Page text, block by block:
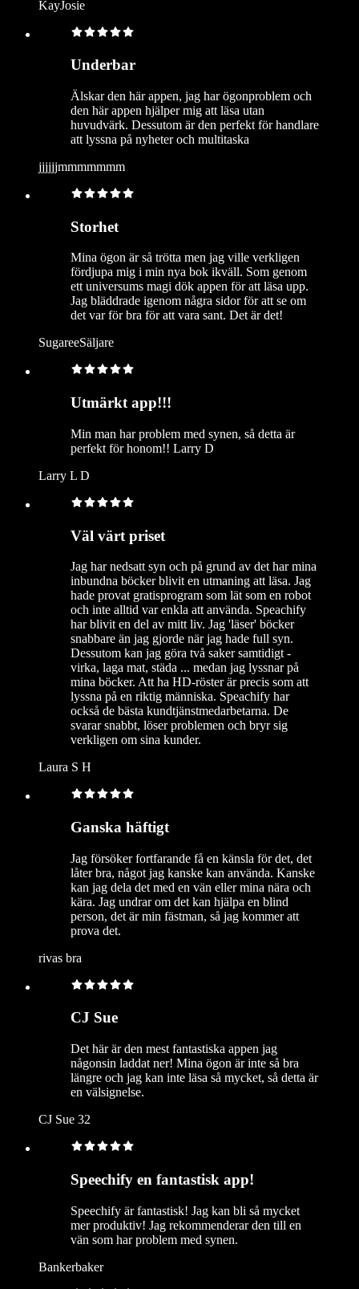
KayJosie
Underbar
Älskar den här appen, jag har ögonproblem och
den här appen hjälper mig att läsa utan
huvudvärk. Dessutom är den perfekt för handlare
att lyssna på nyheter och multitaska
jjjjjjmmmmmmm
Storhet
Mina ögon är så trötta men jag ville verkligen
fördjupa mig i min nya bok ikväll. Som genom
ett universums magi dök appen för att läsa upp.
Jag bläddrade igenom några sidor för att se om
det var för bra för att vara sant. Det är det!
SugareeSäljare
Utmärkt app!!!
Min man har problem med synen, så detta är
perfekt för honom!! Larry D
Larry L D
Väl värt priset
Jag har nedsatt syn och på grund av det har mina
inbundna böcker blivit en utmaning att läsa. Jag
hade provat gratisprogram som lät som en robot
och inte alltid var enkla att använda. Speachify
har blivit en del av mitt liv. Jag 'läser' böcker
snabbare än jag gjorde när jag hade full syn.
Dessutom kan jag göra två saker samtidigt -
virka, laga mat, städa ... medan jag lyssnar på
mina böcker. Att ha HD-röster är precis som att
lyssna på en riktig människa. Speachify har
också de bästa kundtjänstmedarbetarna. De
svarar snabbt, löser problemen och bryr sig
verkligen om sina kunder.
Laura S H
Ganska häftigt
Jag försöker fortfarande få en känsla för det, det
låter bra, något jag kanske kan använda. Kanske
kan jag dela det med en vän eller mina nära och
kära. Jag undrar om det kan hjälpa en blind
person, det är min fästman, så jag kommer att
prova det.
rivas bra
CJ Sue
Det här är den mest fantastiska appen jag
någonsin laddat ner! Mina ögon är inte så bra
längre och jag kan inte läsa så mycket, så detta är
en välsignelse.
CJ Sue 32
Speechify en fantastisk app!
Speechify är fantastisk! Jag kan bli så mycket
mer produktiv! Jag rekommenderar den till en
vän som har problem med synen.
Bankerbaker